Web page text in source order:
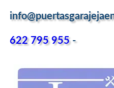
622 795 955-